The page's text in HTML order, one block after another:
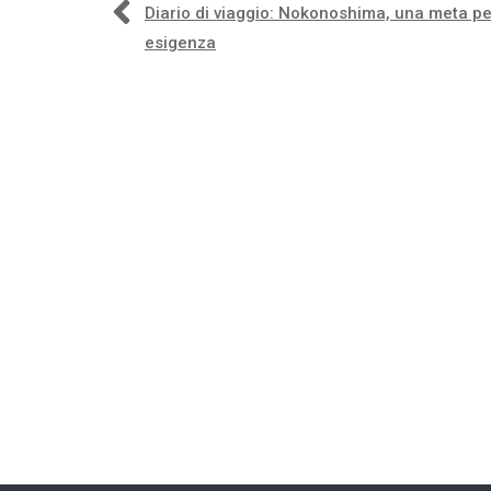
Navigazione
Diario di viaggio: Nokonoshima, una meta
esigenza